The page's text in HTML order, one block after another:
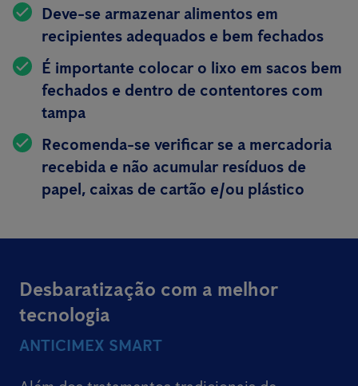
Deve-se armazenar alimentos em
recipientes adequados e bem fechados
É importante colocar o lixo em sacos bem
fechados e dentro de contentores com
tampa
Recomenda-se verificar se a mercadoria
recebida e não acumular resíduos de
papel, caixas de cartão e/ou plástico
Desbaratização com a melhor
tecnologia
ANTICIMEX SMART